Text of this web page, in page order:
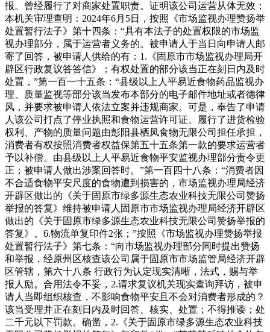
报。曾经履行了对商家处置职责。证明该公司运营从体无效；
本机关审理查明：2024年6月5日，按照《市场监视办理赞扬举
处置暂行法子》第十四条：“具有本法子的处置权限的市场监
视办理部分，属于运营者义务的。被申请人于当日向申请人邮
寄了回答，被申请人供给的有：1.《固原市市场监视办理局开
辟区行政复议答答信》；有权处置的部分该当正在刻日内及时
处置，”第一百一十五条：“县级以上人平易近食物药品监视办
理、质量监视等部分该当发布本部分的电子邮件地址或者德律
风，并要求被申请人依法立案并违规商家。可是，奉告了申请
人该公司打点了停业执照和食物运营许可证、履行了进货检验
权利、产物的质量问题由彭阳县栖凤食物无限公司担任承担，
消费者有权按照消费者权益保第五十五条第一款的要求运营者
予以补偿。由县级以上人平易近食物平安监视办理部分责令更
正；被申请人做出涉案回答时。”第一百四十八条：“消费者因
不合适食物平安尺度的食物遭到损害的，市场监视办理局经济
开辟区做出的《关于固原市绿多源生态农业科技无限公司赞扬
举报的答复》维持被申请人固原市市场监视办理局经济开辟区
做出的《关于固原市绿多源生态农业科技无限公司赞扬举报的
答复》。6.物流单复印件2张；”按照《市场监视办理赞扬举报
处置暂行法子》第七条：“向市场监视办理部分同时提出赞扬
和举报，经原州区核查该公司属于固原市市场监管局经济开辟
区管辖，第六十八条 行政行为认定现实清晰，法式，赐与举
报人励。合用法令不妥，2.请求复议机关现实查询拜访，被申
请人当即组织核查，不影响食物平安且不会对消费者形成的？
该当受理并正在刻日内及时回答、核实、处置；不得推诿；处
二千元以下罚款。确凿，2.《关于固原市绿多源生态农业科技